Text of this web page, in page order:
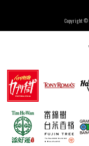
Copyright ©